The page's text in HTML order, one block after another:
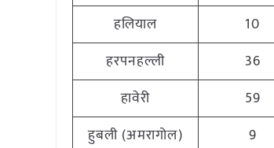
हलियाल
10
हरपनहल्ली
36
हावेरी
59
हुबली (अमरागोल)
9